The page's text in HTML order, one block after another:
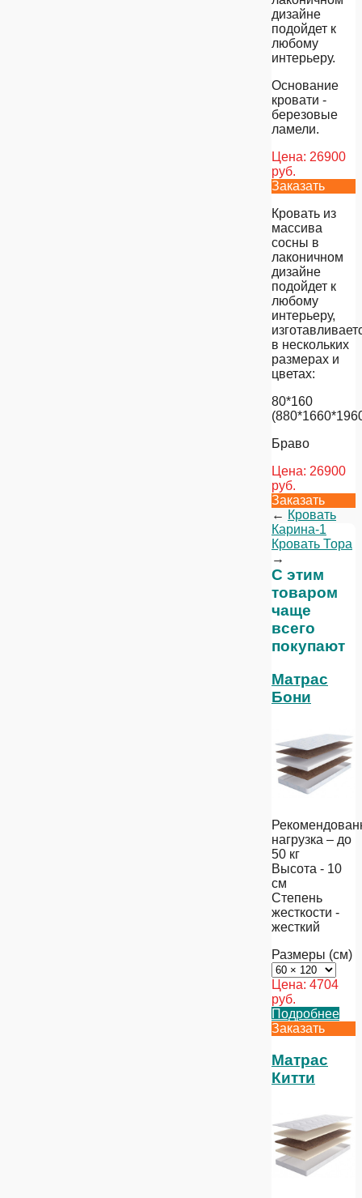
дизайне
подойдет к
любому
интерьеру.
Основание
кровати -
березовые
ламели.
Цена: 26900
руб.
Заказать
Кровать из
массива
сосны в
лаконичном
дизайне
подойдет к
любому
интерьеру,
в нескольких
размерах и
цветах:
80*160
Браво
Цена: 26900
руб.
Заказать
← Кровать
Карина-1
Кровать Тора
→
С этим
товаром
чаще
всего
покупают
Матрас
Бони
нагрузка – до
50 кг
Высота - 10
см
Степень
жесткости -
жесткий
Размеры (см)
Цена: 4704
руб.
Подробнее
Заказать
Матрас
Китти